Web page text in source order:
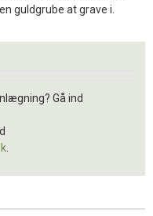
guldgrube at grave i.
Gå ind